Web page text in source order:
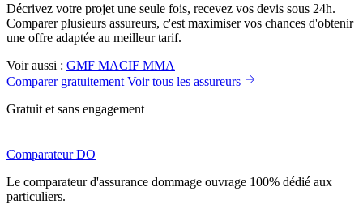
Décrivez votre projet une seule fois, recevez vos devis sous 24h.
Comparer plusieurs assureurs, c'est maximiser vos chances d'obtenir
une offre adaptée au meilleur tarif.
Voir aussi : GMF MACIF MMA
Comparer gratuitement Voir tous les assureurs
Gratuit et sans engagement
ComparateurDO
Le comparateur d'assurance dommage ouvrage 100% dédié aux
particuliers.